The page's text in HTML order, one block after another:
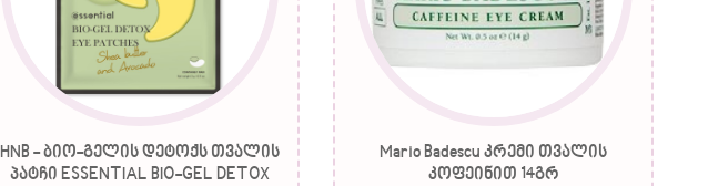
HNB - ბიო-გელის დეტოქს თვალის
პატჩი ESSENTIAL BIO-GEL DETOX
Mario Badescu კრემი თვალის
კოფეინით 14გრ